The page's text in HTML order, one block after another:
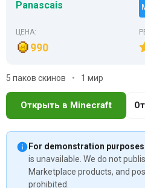
Panascais
ЦЕНА:
990
5 паков скинов 1 мир
Открыть в Minecraft
For demonstration purposes
is unavailable. We do not
Marketplace products, and
prohibited.